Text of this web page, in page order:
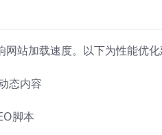
站加载速度。以下为性能优化
态内容
脚本